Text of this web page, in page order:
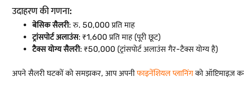
उदाहरण की गणना:
बेसिक सैलरी: रु. 50,000 प्रति माह
ट्रांसपोर्ट अलाउंस: ₹1,600 प्रति माह (पूरी छूट)
टैक्स योग्य सैलरी: ₹50,000 (ट्रांसपोर्ट अलाउंस गैर-टैक्स योग्य है)
अपने सैलरी घटकों को समझकर, आप अपनीफाइनेंशियल प्लानिंगको ऑप्टिमाइज़